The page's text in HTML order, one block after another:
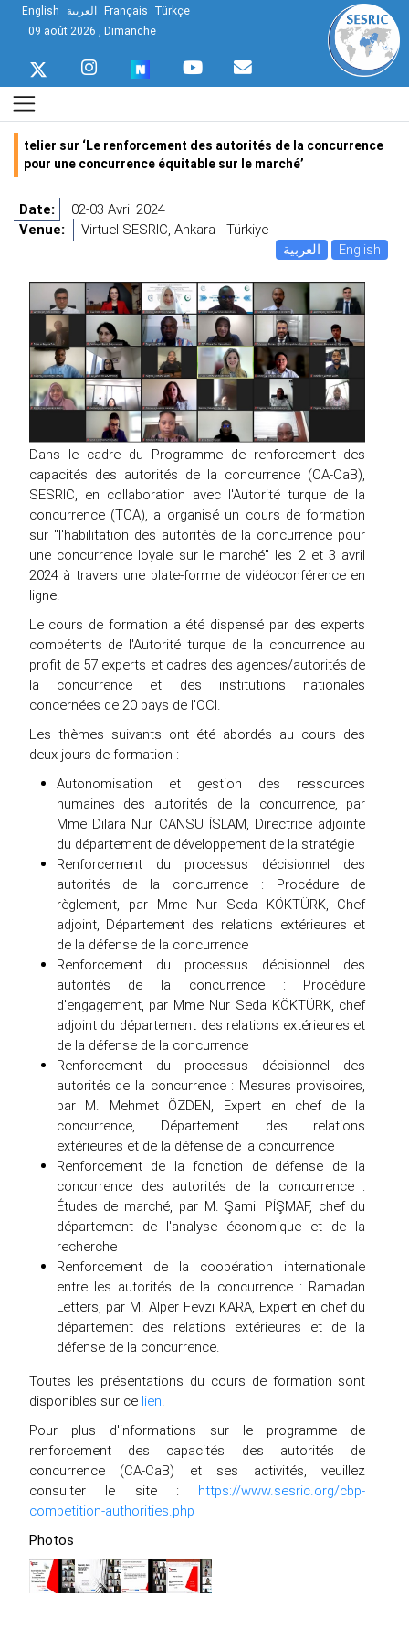
English العربية Français Türkçe
09 août 2026 , Dimanche
telier sur ‘Le renforcement des autorités de la concurrence
pour une concurrence équitable sur le marché’
Date:
02-03 Avril 2024
Venue:
Virtuel-SESRIC, Ankara - Türkiye
العربية
English
Dans le cadre du Programme de renforcement des
capacités des autorités de la concurrence (CA-CaB),
SESRIC, en collaboration avec l'Autorité turque de la
concurrence (TCA), a organisé un cours de formation
sur "l'habilitation des autorités de la concurrence pour
une concurrence loyale sur le marché" les 2 et 3 avril
2024 à travers une plate-forme de vidéoconférence en
ligne.
Le cours de formation a été dispensé par des experts
compétents de l'Autorité turque de la concurrence au
profit de 57 experts et cadres des agences/autorités de
la concurrence et des institutions nationales
concernées de 20 pays de l'OCI.
Les thèmes suivants ont été abordés au cours des
deux jours de formation :
Autonomisation et gestion des ressources
humaines des autorités de la concurrence, par
Mme Dilara Nur CANSU İSLAM, Directrice adjointe
du département de développement de la stratégie
Renforcement du processus décisionnel des
autorités de la concurrence : Procédure de
règlement, par Mme Nur Seda KÖKTÜRK, Chef
adjoint, Département des relations extérieures et
de la défense de la concurrence
Renforcement du processus décisionnel des
autorités de la concurrence : Procédure
d'engagement, par Mme Nur Seda KÖKTÜRK, chef
adjoint du département des relations extérieures et
de la défense de la concurrence
Renforcement du processus décisionnel des
autorités de la concurrence : Mesures provisoires,
par M. Mehmet ÖZDEN, Expert en chef de la
concurrence, Département des relations
extérieures et de la défense de la concurrence
Renforcement de la fonction de défense de la
concurrence des autorités de la concurrence :
Études de marché, par M. Şamil PİŞMAF, chef du
département de l'analyse économique et de la
recherche
Renforcement de la coopération internationale
entre les autorités de la concurrence : Ramadan
Letters, par M. Alper Fevzi KARA, Expert en chef du
département des relations extérieures et de la
défense de la concurrence.
Toutes les présentations du cours de formation sont
disponibles sur ce lien
Pour plus d'informations sur le programme de
renforcement des capacités des autorités de
concurrence (CA-CaB) et ses activités, veuillez
consulter le site : https://www.sesric.org/cbp-
competition-authorities.php
Photos